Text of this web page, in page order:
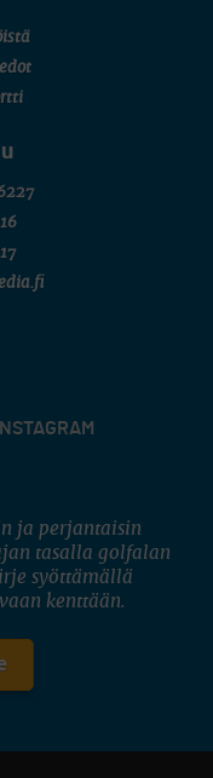
ja perjantaisin
tasalla golfalan
syöttämällä
kenttään.